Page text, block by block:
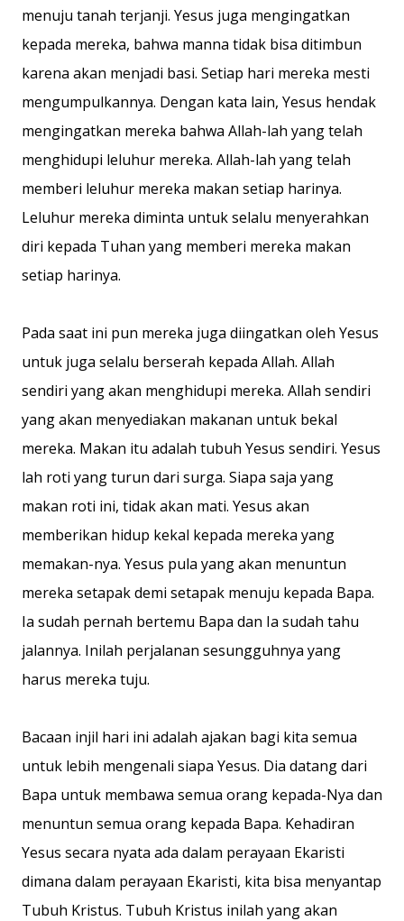
menuju tanah terjanji. Yesus juga mengingatkan
kepada mereka, bahwa manna tidak bisa ditimbun
karena akan menjadi basi. Setiap hari mereka mesti
mengumpulkannya. Dengan kata lain, Yesus hendak
mengingatkan mereka bahwa Allah-lah yang telah
menghidupi leluhur mereka. Allah-lah yang telah
memberi leluhur mereka makan setiap harinya.
Leluhur mereka diminta untuk selalu menyerahkan
diri kepada Tuhan yang memberi mereka makan
setiap harinya.
Pada saat ini pun mereka juga diingatkan oleh Yesus
untuk juga selalu berserah kepada Allah. Allah
sendiri yang akan menghidupi mereka. Allah sendiri
yang akan menyediakan makanan untuk bekal
mereka. Makan itu adalah tubuh Yesus sendiri. Yesus
lah roti yang turun dari surga. Siapa saja yang
makan roti ini, tidak akan mati. Yesus akan
memberikan hidup kekal kepada mereka yang
memakan-nya. Yesus pula yang akan menuntun
mereka setapak demi setapak menuju kepada Bapa.
Ia sudah pernah bertemu Bapa dan Ia sudah tahu
jalannya. Inilah perjalanan sesungguhnya yang
harus mereka tuju.
Bacaan injil hari ini adalah ajakan bagi kita semua
untuk lebih mengenali siapa Yesus. Dia datang dari
Bapa untuk membawa semua orang kepada-Nya dan
menuntun semua orang kepada Bapa. Kehadiran
Yesus secara nyata ada dalam perayaan Ekaristi
dimana dalam perayaan Ekaristi, kita bisa menyantap
Tubuh Kristus. Tubuh Kristus inilah yang akan